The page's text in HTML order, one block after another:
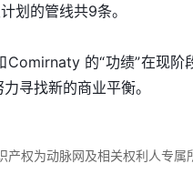
划的管线共9条。
的“功绩”在现
寻找新的商业平衡。
产权为动脉网及相关权利人专